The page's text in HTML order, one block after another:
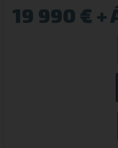
19 990 €